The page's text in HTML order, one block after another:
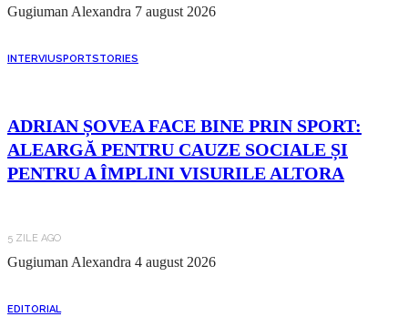
Gugiuman Alexandra 7 august 2026
INTERVIUSPORTSTORIES
ADRIAN ȘOVEA FACE BINE PRIN SPORT:
ALEARGĂ PENTRU CAUZE SOCIALE ȘI
PENTRU A ÎMPLINI VISURILE ALTORA
5 ZILE AGO
Gugiuman Alexandra 4 august 2026
EDITORIAL